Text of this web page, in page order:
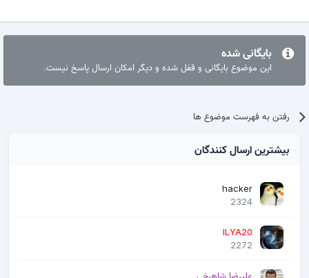
بایگانی شده
این موضوع بایگانی و قفل شده و دیگر امکان ارسال پاسخ نیست.
رفتن به فهرست موضوع ها
بیشترین ارسال کنندگان
hacker
2324
ILYA20
2272
علیرضا شاهرخی